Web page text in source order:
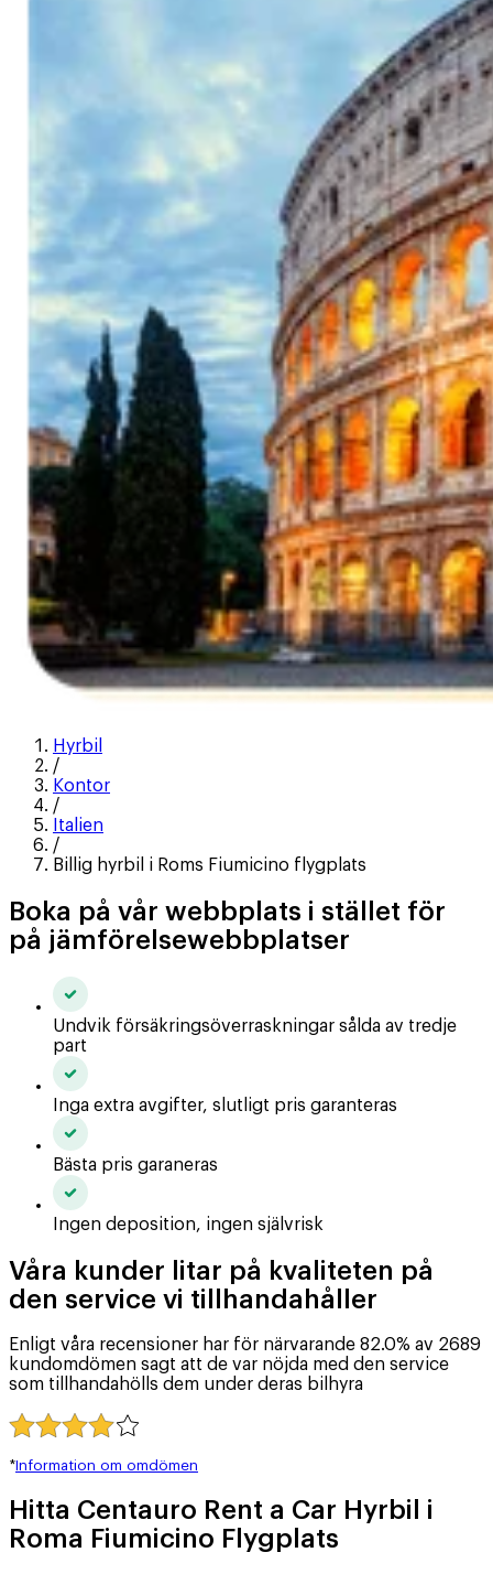
Hyrbil
/
Kontor
/
Italien
/
Billig hyrbil i Roms Fiumicino flygplats
Boka på vår webbplats i stället för
på jämförelsewebbplatser
Undvik försäkringsöverraskningar sålda av tredje
part
Inga extra avgifter, slutligt pris garanteras
Bästa pris garaneras
Ingen deposition, ingen självrisk
Våra kunder litar på kvaliteten på
den service vi tillhandahåller
Enligt våra recensioner har för närvarande 82.0% av 2689
kundomdömen sagt att de var nöjda med den service
som tillhandahölls dem under deras bilhyra
*Information om omdömen
Hitta Centauro Rent a Car Hyrbil i
Roma Fiumicino Flygplats